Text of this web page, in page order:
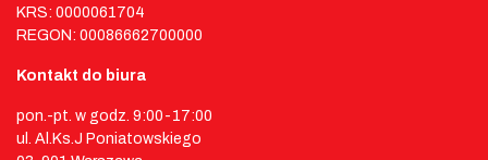
KRS: 0000061704
REGON: 00086662700000
Kontakt do biura
pon.-pt. w godz. 9:00-17:00
ul. Al.Ks.J Poniatowskiego